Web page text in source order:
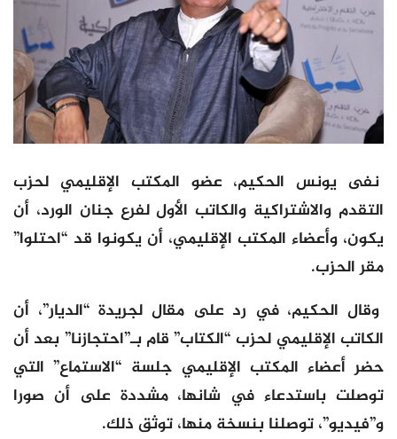
نفى يونس الحكيم، عضو المكتب الإقليمي لحزب
التقدم والاشتراكية والكاتب الأول لفرع جنان الورد، أن
يكون، وأعضاء المكتب الإقليمي، أن يكونوا قد “احتلوا”
مقر الحزب.
وقال الحكيم، في رد على مقال لجريدة “الديار”، أن
الكاتب الإقليمي لحزب “الكتاب” قام بـ”احتجازنا” بعد أن
حضر أعضاء المكتب الإقليمي جلسة “الاستماع” التي
توصلت باستدعاء في شانها، مشددة على أن صورا
و”فيديو”، توصلنا بنسخة منها، توثق ذلك.